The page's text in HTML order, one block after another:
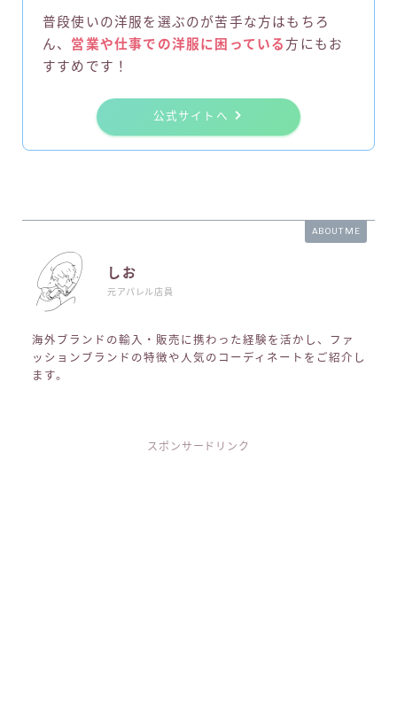
普段使いの洋服を選ぶのが苦手な方はもちろ
ん、 営業や仕事での洋服に困っている方にもお
すすめです！
公式サイトへ
ABOUT ME
しお
元アパレル店員
海外ブランドの輸入・販売に携わった経験を活かし、ファ
ッションブランドの特徴や人気のコーディネートをご紹介し
ます。
スポンサードリンク